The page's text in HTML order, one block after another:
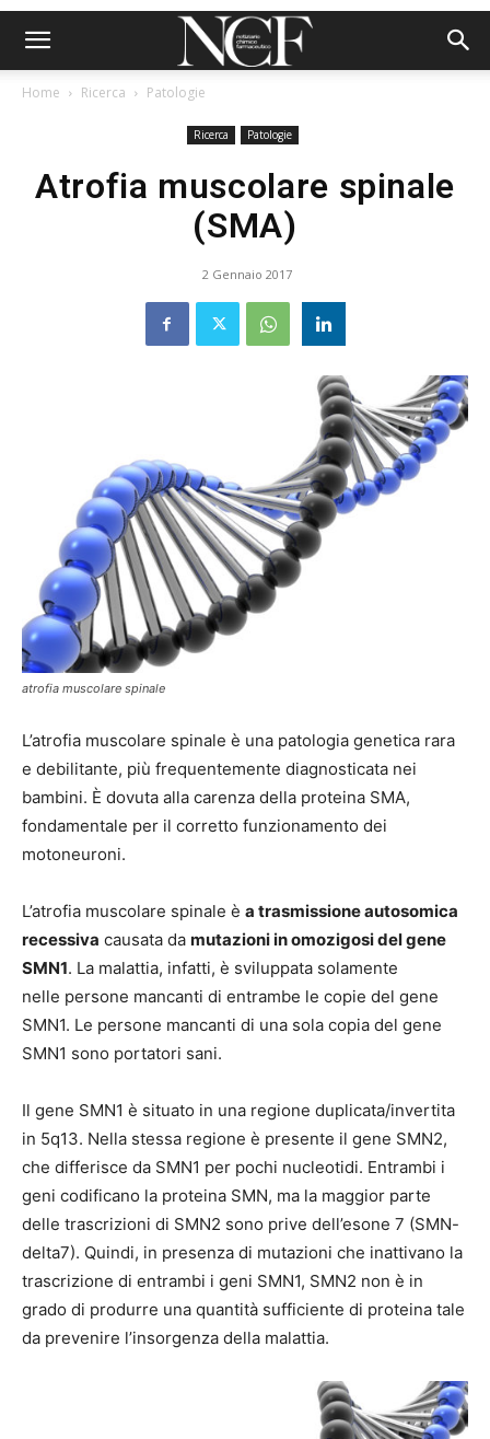
Home Ricerca Patologie
Ricerca Patologie
Atrofia muscolare spinale
(SMA)
2 Gennaio 2017
atrofia muscolare spinale
L’atrofia muscolare spinale è una patologia genetica rara
e debilitante, più frequentemente diagnosticata nei
bambini. È dovuta alla carenza della proteina SMA,
fondamentale per il corretto funzionamento dei
motoneuroni.
L’atrofia muscolare spinale è a trasmissione autosomica
recessiva causata da mutazioni in omozigosi del gene
SMN1. La malattia, infatti, è sviluppata solamente
nelle persone mancanti di entrambe le copie del gene
SMN1. Le persone mancanti di una sola copia del gene
SMN1 sono portatori sani.
Il gene SMN1 è situato in una regione duplicata/invertita
in 5q13. Nella stessa regione è presente il gene SMN2,
che differisce da SMN1 per pochi nucleotidi. Entrambi i
geni codificano la proteina SMN, ma la maggior parte
delle trascrizioni di SMN2 sono prive dell’esone 7 (SMN-
delta7). Quindi, in presenza di mutazioni che inattivano la
trascrizione di entrambi i geni SMN1, SMN2 non è in
grado di produrre una quantità sufficiente di proteina tale
da prevenire l’insorgenza della malattia.